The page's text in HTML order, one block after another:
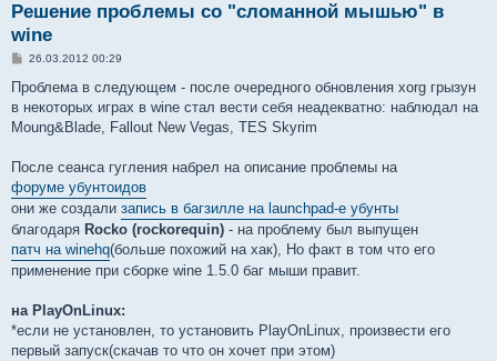
Решение проблемы со "сломанной мышью" в
wine
С
о
щ
е
е
26.03.2012 00:29
Проблема в следующем - после очередного обновления xorg грызун
в некоторых играх в wine стал вести себя неадекватно: наблюдал на
Moung&Blade, Fallout New Vegas, TES Skyrim
После сеанса гугления набрел на описание проблемы на
форуме убунтоидов
они же создали запись в багзилле на launchpad-е убунты
благодаря Rocko (rockorequin) - на проблему был выпущен
патч на winehq(больше похожий на хак), Но факт в том что его
применение при сборке wine 1.5.0 баг мыши правит.
на PlayOnLinux:
*если не установлен, то установить PlayOnLinux, произвести его
первый запуск(скачав то что он хочет при этом)